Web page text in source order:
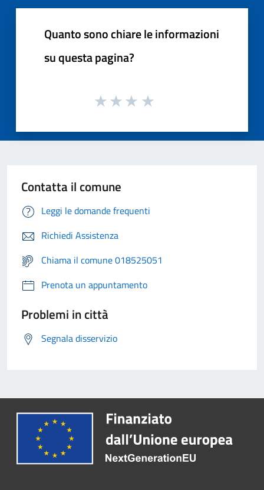
Quanto sono chiare le informazioni
su questa pagina?
Contatta il comune
Leggi le domande frequenti
Richiedi Assistenza
Chiama il comune 018525051
Prenota un appuntamento
Problemi in città
Segnala disservizio